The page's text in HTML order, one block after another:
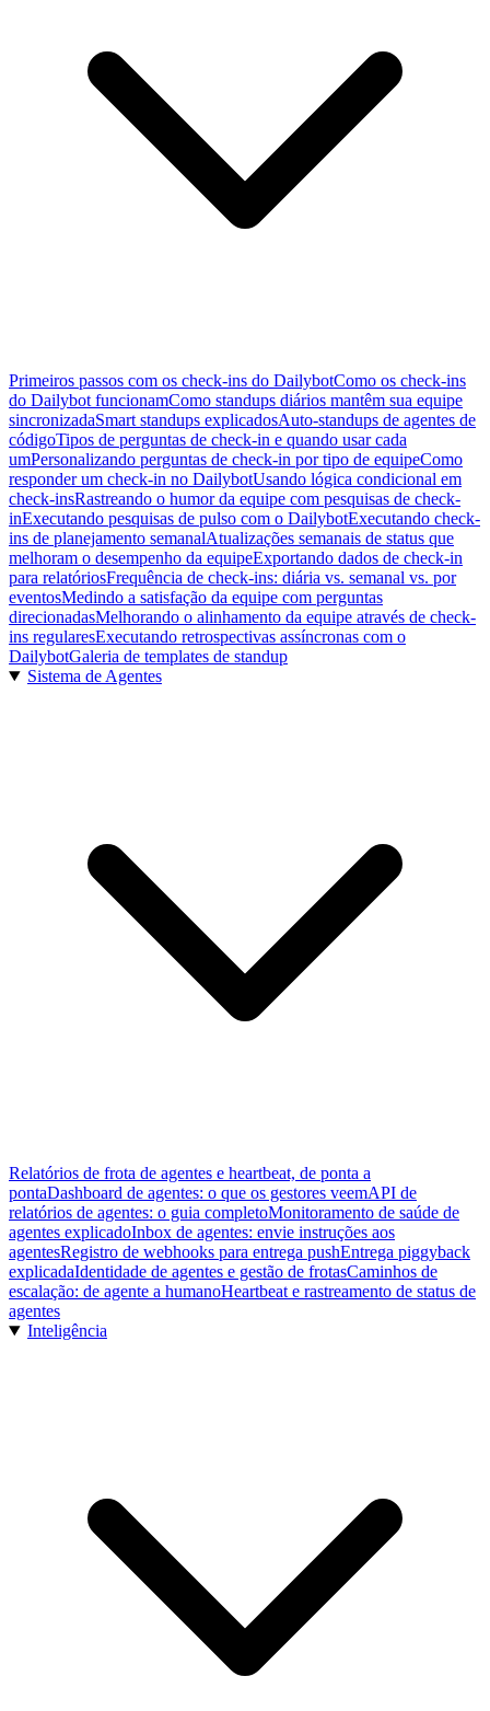
Primeiros passos com os check-ins do DailybotComo os check-ins
do Dailybot funcionamComo standups diários mantêm sua equipe
sincronizadaSmart standups explicadosAuto-standups de agentes de
códigoTipos de perguntas de check-in e quando usar cada
umPersonalizando perguntas de check-in por tipo de equipeComo
responder um check-in no DailybotUsando lógica condicional em
check-insRastreando o humor da equipe com pesquisas de check-
inExecutando pesquisas de pulso com o DailybotExecutando check-
ins de planejamento semanalAtualizações semanais de status que
melhoram o desempenho da equipeExportando dados de check-in
para relatóriosFrequência de check-ins: diária vs. semanal vs. por
eventosMedindo a satisfação da equipe com perguntas
direcionadasMelhorando o alinhamento da equipe através de check-
ins regularesExecutando retrospectivas assíncronas com o
DailybotGaleria de templates de standup
Sistema de Agentes
Relatórios de frota de agentes e heartbeat, de ponta a
pontaDashboard de agentes: o que os gestores veemAPI de
relatórios de agentes: o guia completoMonitoramento de saúde de
agentes explicadoInbox de agentes: envie instruções aos
agentesRegistro de webhooks para entrega pushEntrega piggyback
explicadaIdentidade de agentes e gestão de frotasCaminhos de
escalação: de agente a humanoHeartbeat e rastreamento de status de
agentes
Inteligência